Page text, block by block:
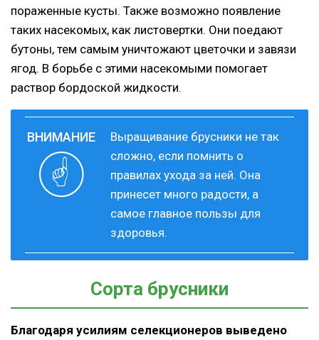
пораженные кусты. Также возможно появление
таких насекомых, как листовертки. Они поедают
бутоны, тем самым уничтожают цветочки и завязи
ягод. В борьбе с этими насекомыми помогает
раствор бордоской жидкости.
Выращивание брусники не так
сложно, если помнить о
правилах ухода за ней. Она
принесет много радости, а
самое главное пользы для
здоровья.
Сорта брусники
Благодаря усилиям селекционеров выведено